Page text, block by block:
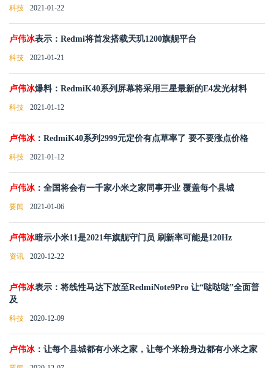
科技 2021-01-22
卢伟冰表示：Redmi将首发搭载天玑1200旗舰平台
科技 2021-01-21
卢伟冰爆料：RedmiK40系列屏幕将采用三星最新的E4发光材料
科技 2021-01-12
卢伟冰：RedmiK40系列2999元定价有点草率了 要不要涨点价格
科技 2021-01-12
卢伟冰：全国将会有一千家小米之家同事开业 覆盖每个县城
要闻 2021-01-06
卢伟冰暗示小米11是2021年旗舰守门员 刷新率可能是120Hz
资讯 2020-12-22
卢伟冰表示：将线性马达下放至RedmiNote9Pro 让“哒哒哒”全面普
及
科技 2020-12-09
卢伟冰：让每个县城都有小米之家，让每个米粉身边都有小米之家